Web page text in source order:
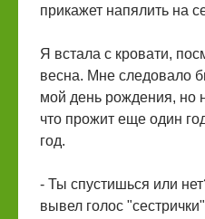
прикажет напялить на
Я встала с кровати,
весна. Мне следовало
мой день рождения, но
что прожит еще один
год.
- Ты спустишься или
вывел голос